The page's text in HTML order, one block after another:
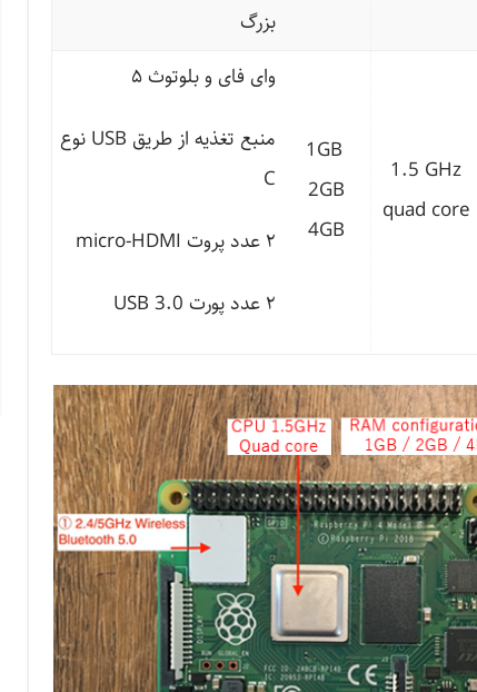
بزرگ
1.5 GHz
quad core
2GB
4GB
وای فای و بلوتوث ۵
منبع تغذیه از طریق USB نوع
C
۲ عدد پروت micro-HDMI
۲ عدد پورت USB 3.0